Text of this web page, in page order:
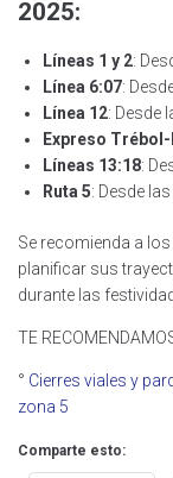
2025:
Líneas 1 y 2:
Línea 6:07:
Línea 12: Desde
Expreso
Líneas 13:18:
Ruta 5: Desde
Se recomienda a
planificar sus
durante las
TE
° Cierres viales y
zona 5
Comparte esto: